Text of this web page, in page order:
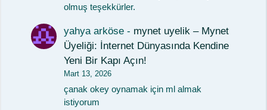
olmuş teşekkürler.
yahya arköse - mynet uyelik – Mynet
Üyeliği: İnternet Dünyasında Kendine
Yeni Bir Kapı Açın!
Mart 13, 2026
çanak okey oynamak için ml almak
istiyorum